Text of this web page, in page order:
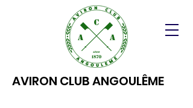
AVIRON CLUB ANGOULÊME